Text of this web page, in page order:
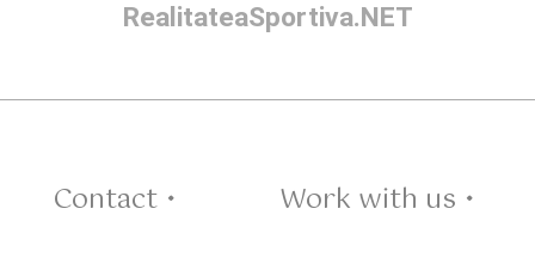
RealitateaSportiva.NET
Contact •
Work with us •